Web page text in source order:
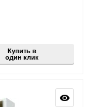
Купить в
один клик